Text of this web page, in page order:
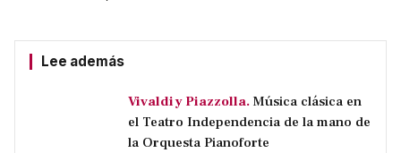
Lee además
Vivaldi y Piazzolla. Música clásica en
el Teatro Independencia de la mano de
la Orquesta Pianoforte